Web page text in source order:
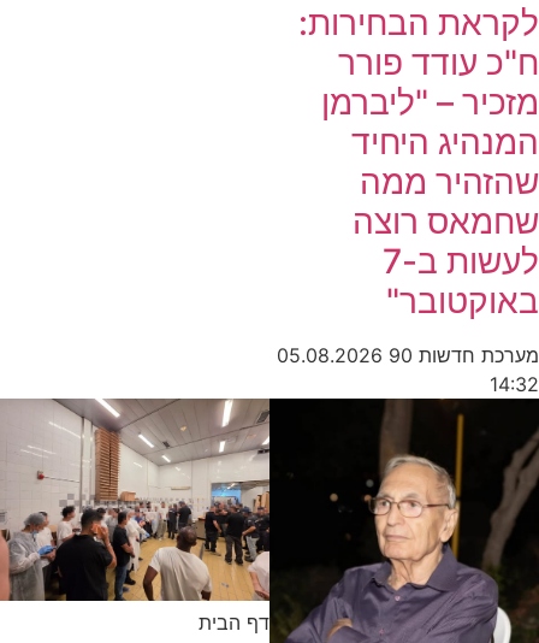
הבחירות:
פורר
– "ליברמן
היחיד
ממה
רוצה
לעשות ב-7
חדשות 90
05.08.2026
דף הבית